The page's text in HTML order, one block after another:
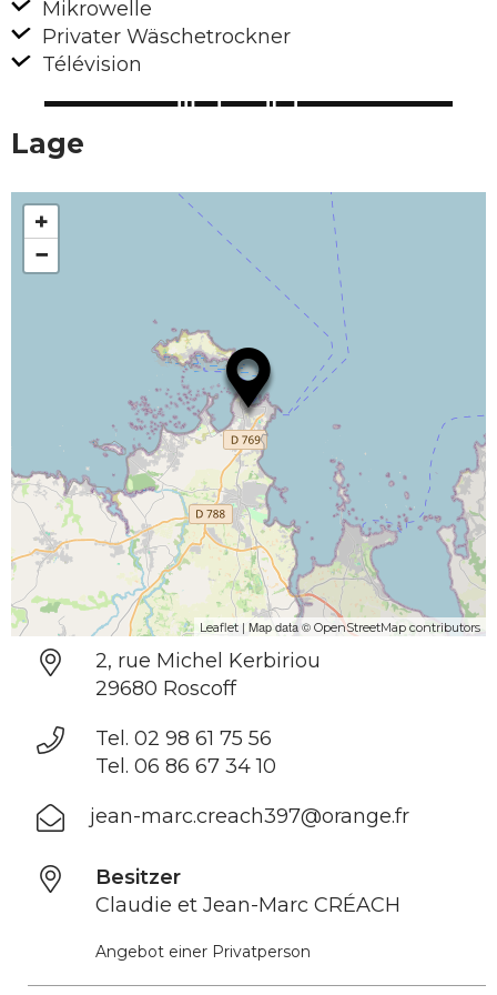
Mikrowelle
Privater Wäschetrockner
Télévision
Lage
+
−
Leaflet | Map data © OpenStreetMap contributors
2, rue Michel Kerbiriou
29680 Roscoff
Tel. 02 98 61 75 56
Tel. 06 86 67 34 10
jean-marc.creach397@orange.fr
Besitzer
Claudie et Jean-Marc CRÉACH
Angebot einer Privatperson